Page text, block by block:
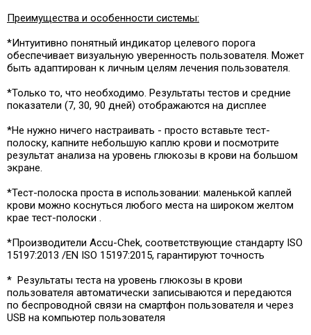
Преимущества и особенности системы:
*Интуитивно понятный индикатор целевого порога
обеспечивает визуальную уверенность пользователя. Может
быть адаптирован к личным целям лечения пользователя.
*Только то, что необходимо. Результаты тестов и средние
показатели (7, 30, 90 дней) отображаются на дисплее
*Не нужно ничего настраивать - просто вставьте тест-
полоску, капните небольшую каплю крови и посмотрите
результат анализа на уровень глюкозы в крови на большом
экране.
*Тест-полоска проста в использовании: маленькой каплей
крови можно коснуться любого места на широком желтом
крае тест-полоски .
*Производители Accu-Chek, соответствующие стандарту ISO
15197:2013 /EN ISO 15197:2015, гарантируют точность
* Результаты теста на уровень глюкозы в крови
пользователя автоматически записываются и передаются
по беспроводной связи на смартфон пользователя и через
USB на компьютер пользователя